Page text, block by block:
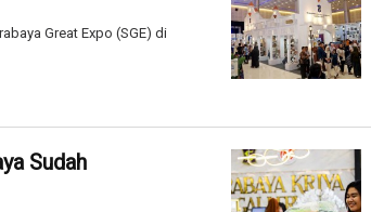
Great Expo (SGE) di
Sudah